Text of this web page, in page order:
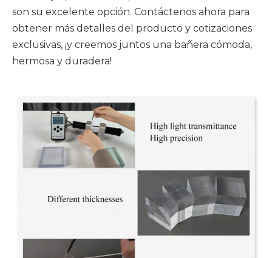
son su excelente opción. Contáctenos ahora para
obtener más detalles del producto y cotizaciones
exclusivas, ¡y creemos juntos una bañera cómoda,
hermosa y duradera!